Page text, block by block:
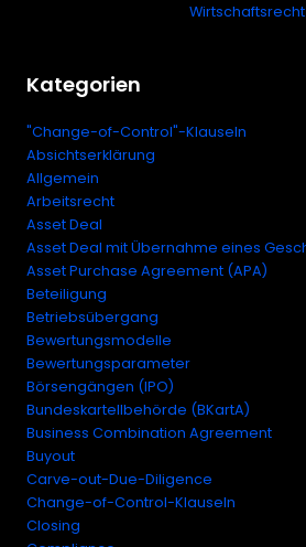
Wirtschaftsrecht
Kategorien
"Change-of-Control"-Klauseln
Absichtserklärung
Allgemein
Arbeitsrecht
Asset Deal
Asset Deal mit Übernahme eines
Asset Purchase Agreement (APA)
Beteiligung
Betriebsübergang
Bewertungsmodelle
Bewertungsparameter
Börsengängen (IPO)
Bundeskartellbehörde (BKartA)
Business Combination Agreement
Buyout
Carve-out-Due-Diligence
Change-of-Control-Klauseln
Closing